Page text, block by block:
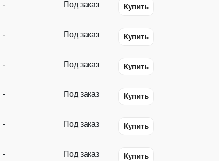
- Под заказ Купить
- Под заказ Купить
- Под заказ Купить
- Под заказ Купить
- Под заказ Купить
- Под заказ Купить